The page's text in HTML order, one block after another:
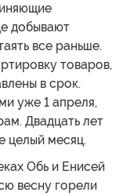
добывают
все раньше.
товаров,
в срок.
уже 1 апреля,
Двадцать лет
целый месяц.
Обь и Енисей
весну горели